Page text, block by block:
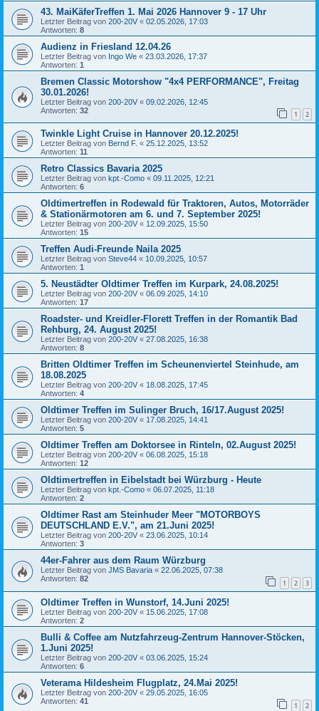
43. MaiKäferTreffen 1. Mai 2026 Hannover 9 - 17 Uhr
Letzter Beitrag von 200-20V « 02.05.2026, 17:03
Antworten: 8
Audienz in Friesland 12.04.26
Letzter Beitrag von Ingo We « 23.03.2026, 17:37
Antworten: 1
Bremen Classic Motorshow "4x4 PERFORMANCE", Freitag
30.01.2026!
Letzter Beitrag von 200-20V « 09.02.2026, 12:45
Antworten: 32 1 2
Twinkle Light Cruise in Hannover 20.12.2025!
Letzter Beitrag von Bernd F. « 25.12.2025, 13:52
Antworten: 11
Retro Classics Bavaria 2025
Letzter Beitrag von kpt.-Como « 09.11.2025, 12:21
Antworten: 6
Oldtimertreffen in Rodewald für Traktoren, Autos, Motorräder
& Stationärmotoren am 6. und 7. September 2025!
Letzter Beitrag von 200-20V « 12.09.2025, 15:50
Antworten: 15
Treffen Audi-Freunde Naila 2025
Letzter Beitrag von Steve44 « 10.09.2025, 10:57
Antworten: 1
5. Neustädter Oldtimer Treffen im Kurpark, 24.08.2025!
Letzter Beitrag von 200-20V « 06.09.2025, 14:10
Antworten: 17
Roadster- und Kreidler-Florett Treffen in der Romantik Bad
Rehburg, 24. August 2025!
Letzter Beitrag von 200-20V « 27.08.2025, 16:38
Antworten: 8
Britten Oldtimer Treffen im Scheunenviertel Steinhude, am
18.08.2025
Letzter Beitrag von 200-20V « 18.08.2025, 17:45
Antworten: 4
Oldtimer Treffen im Sulinger Bruch, 16/17.August 2025!
Letzter Beitrag von 200-20V « 17.08.2025, 14:41
Antworten: 5
Oldtimer Treffen am Doktorsee in Rinteln, 02.August 2025!
Letzter Beitrag von 200-20V « 06.08.2025, 15:18
Antworten: 12
Oldtimertreffen in Eibelstadt bei Würzburg - Heute
Letzter Beitrag von kpt.-Como « 06.07.2025, 11:18
Antworten: 2
Oldtimer Rast am Steinhuder Meer "MOTORBOYS
DEUTSCHLAND E.V.", am 21.Juni 2025!
Letzter Beitrag von 200-20V « 23.06.2025, 10:14
Antworten: 3
44er-Fahrer aus dem Raum Würzburg
Letzter Beitrag von JMS Bavaria « 22.06.2025, 07:38
Antworten: 82 1 2 3
Oldtimer Treffen in Wunstorf, 14.Juni 2025!
Letzter Beitrag von 200-20V « 15.06.2025, 17:08
Antworten: 2
Bulli & Coffee am Nutzfahrzeug-Zentrum Hannover-Stöcken,
1.Juni 2025!
Letzter Beitrag von 200-20V « 03.06.2025, 15:24
Antworten: 6
Veterama Hildesheim Flugplatz, 24.Mai 2025!
Letzter Beitrag von 200-20V « 29.05.2025, 16:05
Antworten: 41 1 2